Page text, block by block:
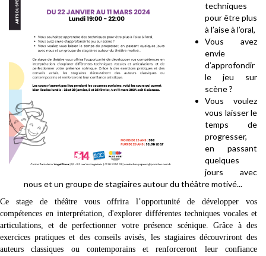
techniques
pour être plus
à l’aise à l’oral,
Vous avez
envie
d’approfondir
le jeu sur
scène ?
Vous voulez
vous laisser le
temps de
progresser,
en passant
quelques
jours avec
nous et un groupe de stagiaires autour du théâtre motivé...
Ce stage de théâtre vous offrira l’opportunité de développer vos
compétences en interprétation, d'explorer différentes techniques vocales et
articulations, et de perfectionner votre présence scénique. Grâce à des
exercices pratiques et des conseils avisés, les stagiaires découvriront des
auteurs classiques ou contemporains et renforceront leur confiance